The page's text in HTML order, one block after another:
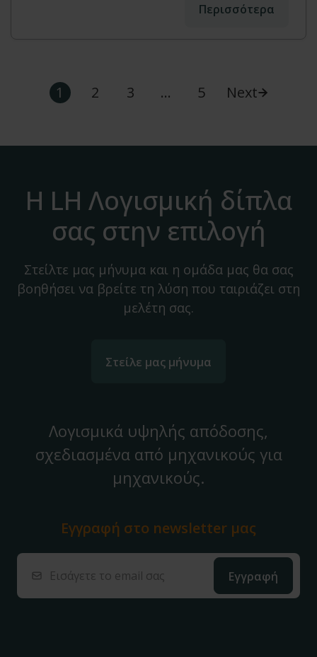
Περισσότερα
1 2 3 … 5 Next
Η LH Λογισμική δίπλα
σας στην επιλογή
Στείλτε μας μήνυμα και η ομάδα μας θα σας
βοηθήσει να βρείτε τη λύση που ταιριάζει στη
μελέτη σας.
Στείλε μας μήνυμα
Λογισμικά υψηλής απόδοσης,
σχεδιασμένα από μηχανικούς για
μηχανικούς.
Εγγραφή στο newsletter μας